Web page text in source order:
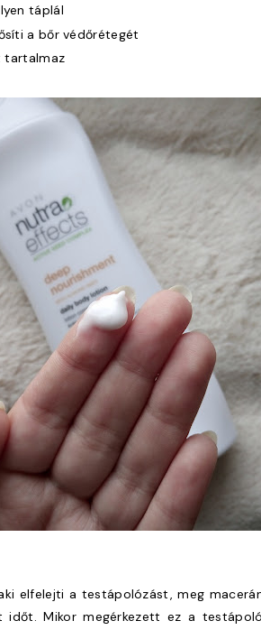
táplál
a bőr védőrétegét
tartalmaz
elfelejti a testápolózást, meg
Mikor megérkezett ez a